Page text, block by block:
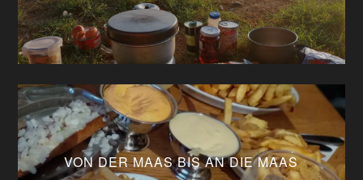
VON DER MAAS BIS AN DIE MAAS